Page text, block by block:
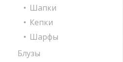
Шапки
Кепки
Шарфы
Блузы